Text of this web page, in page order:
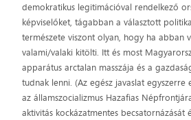
demokratikus legitimációval rendelkező
képviselőket, tágabban a választott
természete viszont olyan, hogy ha abban
valami/valaki kitölti. Itt és most
apparátus arctalan masszája és a
tudnak lenni. (Az egész javaslat egyszerre
az államszocializmus Hazafias
aktivitás kockázatmentes becsatornázását